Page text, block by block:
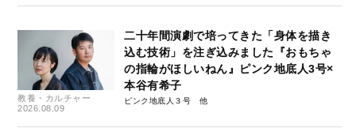
教養・カルチャー
2026.08.09
二十年間演劇で培ってきた「身体を描き
込む技術」を注ぎ込みました『おもちゃ
の指輪がほしいねん』ピンク地底人3号×
本谷有希子
ピンク地底人３号